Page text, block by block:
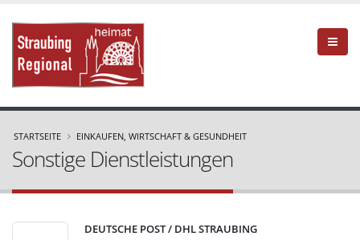
STARTSEITE EINKAUFEN, WIRTSCHAFT & GESUNDHEIT
Sonstige Dienstleistungen
DEUTSCHE POST / DHL STRAUBING